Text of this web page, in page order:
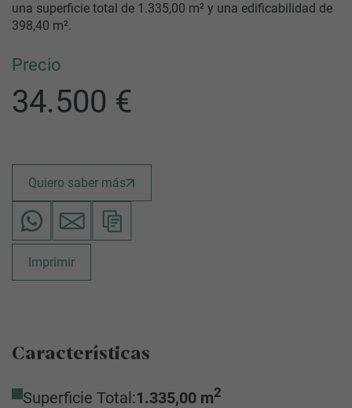
una superficie total de 1.335,00 m² y una edificabilidad de
398,40 m².
Precio
34.500 €
Quiero saber más
Imprimir
Características
Superficie Total:1.335,00 m2